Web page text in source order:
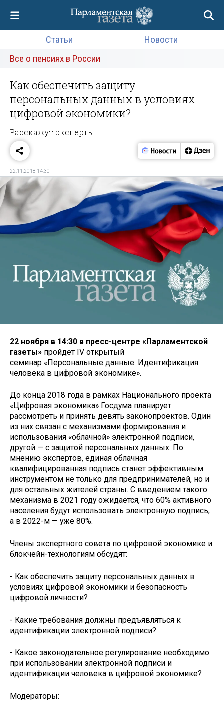
Статьи
Новости
Все о пенсиях в России
Как обеспечить защиту
персональных данных в условиях
цифровой экономики?
Расскажут эксперты
22.11.2018 14:30
22 ноября в 14:30 в пресс-центре «Парламентской
газеты» пройдёт IV открытый
семинар «Персональные данные. Идентификация
человека в цифровой экономике».
До конца 2018 года в рамках Национального проекта
«Цифровая экономика» Госдума планирует
рассмотреть и принять девять законопроектов. Один
из них связан с механизмами формирования и
использования «облачной» электронной подписи,
другой — с защитой персональных данных. По
мнению экспертов, единая облачная
квалифицированная подпись станет эффективным
инструментом не только для предпринимателей, но и
для остальных жителей страны. С введением такого
механизма в 2021 году ожидается, что 60% активного
населения будут использовать электронную подпись,
а в 2022-м — уже 80%.
Члены экспертного совета по цифровой экономике и
блокчейн-технологиям обсудят:
- Как обеспечить защиту персональных данных в
условиях цифровой экономики и безопасность
цифровой личности?
- Какие требования должны предъявляться к
идентификации электронной подписи?
- Какое законодательное регулирование необходимо
при использовании электронной подписи и
идентификации человека в цифровой экономике?
Модераторы: